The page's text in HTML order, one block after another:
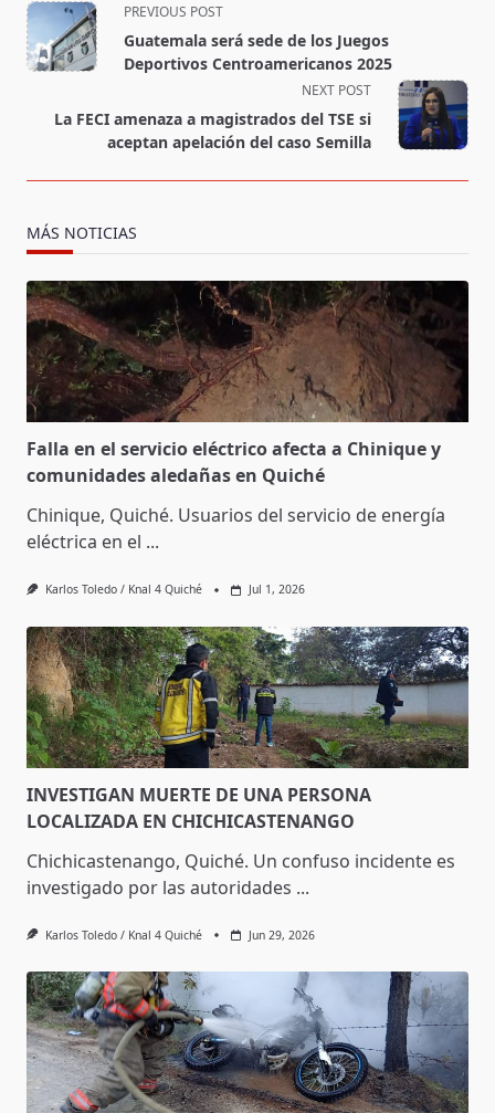
<span
class="nav-
subtitle
reader-
text">Page</span>
PREVIOUS POST
Guatemala será sede de los Juegos
Deportivos Centroamericanos 2025
NEXT POST
La FECI amenaza a magistrados del TSE si
aceptan apelación del caso Semilla
MÁS NOTICIAS
Falla en el servicio eléctrico afecta a Chinique y
comunidades aledañas en Quiché
Chinique, Quiché. Usuarios del servicio de energía
eléctrica en el ...
Karlos Toledo / Knal 4 Quiché Jul 1, 2026
INVESTIGAN MUERTE DE UNA PERSONA
LOCALIZADA EN CHICHICASTENANGO
Chichicastenango, Quiché. Un confuso incidente es
investigado por las autoridades ...
Karlos Toledo / Knal 4 Quiché Jun 29, 2026